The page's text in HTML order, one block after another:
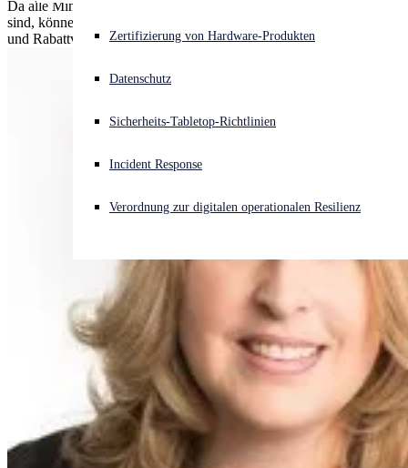
Akuter Cyberangriff? Fordern Sie Sofort-Hilfe an
Open language switcher
Zertifizierung von Hardware-Produkten
Datenschutz
Sicherheits-Tabletop-Richtlinien
Incident Response
Verordnung zur digitalen operationalen Resilienz
Da alle Mindestanforderungen für die Deal Registration entfallen
sind, können Partner nun jede qualifizierte Opportunity schützen
und Rabattvorteile nutzen – unabhängig von der Deal-Größe.